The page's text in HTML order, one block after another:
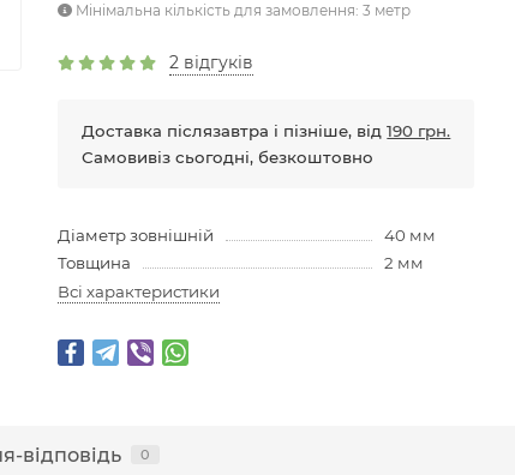
Мінімальна кількість для замовлення: 3 метр
2 відгуків
Доставка післязавтра і пізніше, від190 грн.
Самовивіз сьогодні, безкоштовно
Діаметр зовнішній
40 мм
Товщина
2 мм
Всі характеристики
відповідь 0